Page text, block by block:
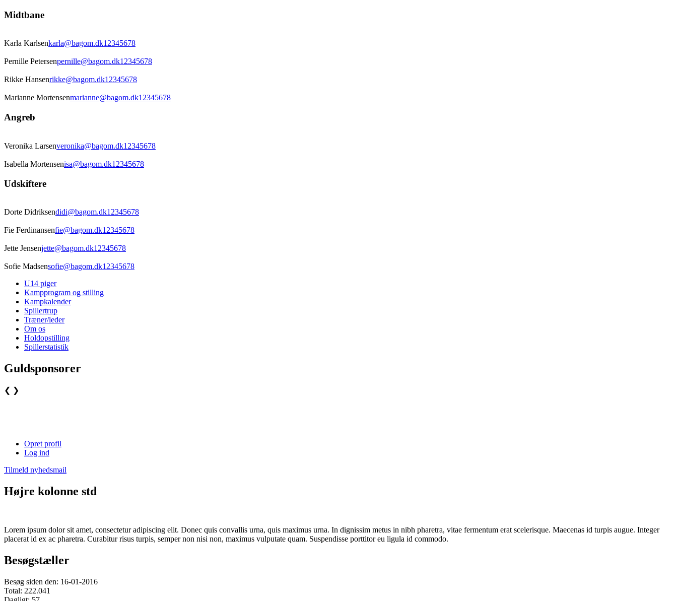
Midtbane
Karla Karlsenkarla@bagom.dk12345678
Pernille Petersenpernille@bagom.dk12345678
Rikke Hansenrikke@bagom.dk12345678
Marianne Mortensenmarianne@bagom.dk12345678
Angreb
Veronika Larsenveronika@bagom.dk12345678
Isabella Mortensenisa@bagom.dk12345678
Udskiftere
Dorte Didriksendidi@bagom.dk12345678
Fie Ferdinansenfie@bagom.dk12345678
Jette Jensenjette@bagom.dk12345678
Sofie Madsensofie@bagom.dk12345678
U14 piger
Kampprogram og stilling
Kampkalender
Spillertrup
Træner/leder
Om os
Holdopstilling
Spillerstatistik
Guldsponsorer
❮ ❯
Opret profil
Log ind
Tilmeld nyhedsmail
Højre kolonne std
Lorem ipsum dolor sit amet, consectetur adipiscing elit. Donec quis convallis urna, quis maximus urna. In dignissim metus in nibh pharetra, vitae fermentum erat scelerisque. Maecenas id turpis augue. Integer
placerat id ex ac pharetra. Curabitur risus turpis, semper non nisi non, maximus vulputate quam. Suspendisse porttitor eu ligula id commodo.
Besøgstæller
Besøg siden den: 16-01-2016
Total: 222.041